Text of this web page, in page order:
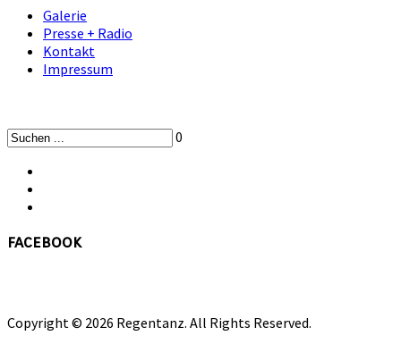
Galerie
Presse + Radio
Kontakt
Impressum
0
facebook
Copyright © 2026 Regentanz. All Rights Reserved.